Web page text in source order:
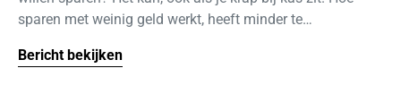
sparen met weinig geld werkt, heeft minder te…
Bericht bekijken